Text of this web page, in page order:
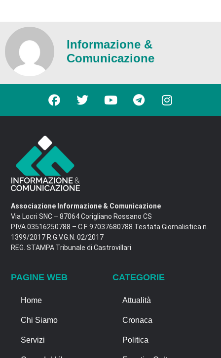
Informazione &
Comunicazione
Associazione Informazione & Comunicazione
Via Locri SNC – 87064 Corigliano Rossano CS
P.IVA 03516250788 – C.F. 97037680788 Testata Giornalistica n.
1399/2017 R.G.V.G.N. 02/2017
REG. STAMPA Tribunale di Castrovillari
PAGINE WEB
Home
Chi Siamo
Servizi
CATEGORIE
Attualità
Cronaca
Politica